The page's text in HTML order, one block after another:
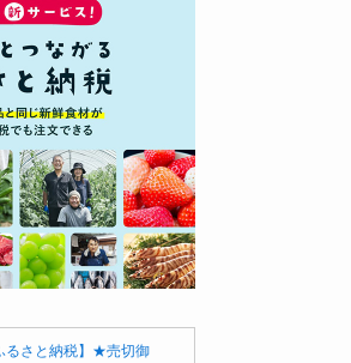
るさと納税】★売切御